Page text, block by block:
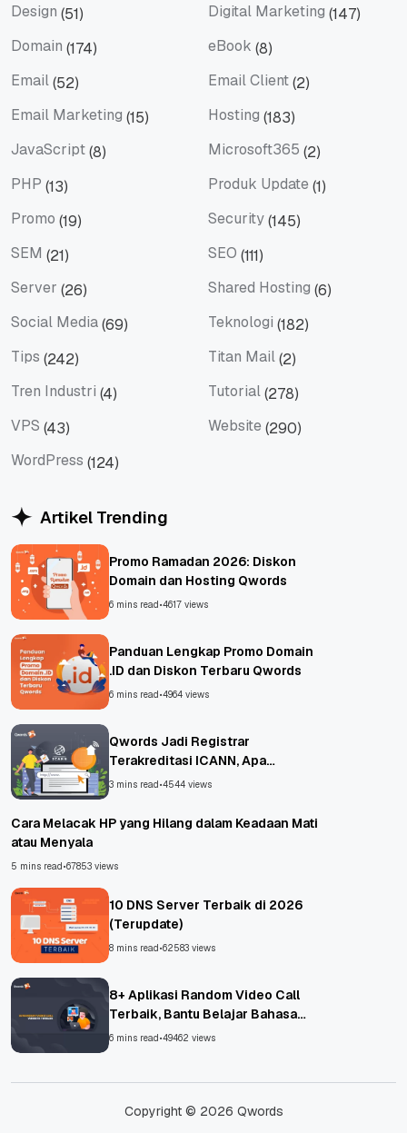
Design (51) Digital Marketing (147)
Domain (174) eBook (8)
Email(52) Email Client(2)
Email Marketing (15) Hosting (183)
JavaScript(8) Microsoft365 (2)
PHP (13) Produk Update (1)
Promo (19) Security(145)
SEM (21) SEO (111)
Server (26) Shared Hosting (6)
Social Media(69) Teknologi (182)
Tips (242) Titan Mail(2)
Tren Industri (4) Tutorial(278)
VPS (43) Website (290)
WordPress (124)
Artikel Trending
Promo Ramadan 2026: Diskon
Domain dan Hosting Qwords
6 mins read•4617 views
Panduan Lengkap Promo Domain
.ID dan Diskon Terbaru Qwords
6 mins read•4964 views
Qwords Jadi Registrar
Terakreditasi ICANN, Apa
Untungnya?
3 mins read•4544 views
Cara Melacak HP yang Hilang dalam Keadaan Mati
atau Menyala
5 mins read•67853 views
10 DNS Server Terbaik di 2026
(Terupdate)
8 mins read•62583 views
8+ Aplikasi Random Video Call
Terbaik, Bantu Belajar Bahasa
Asing!
6 mins read•49462 views
Copyright © 2026 Qwords